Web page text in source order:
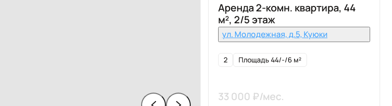
Аренда 2-комн. квартира, 44
м², 2/5 этаж
ул. Молодежная, д.5, Куюки
2 Площадь 44/-/6 м²
33 000 ₽/мес.